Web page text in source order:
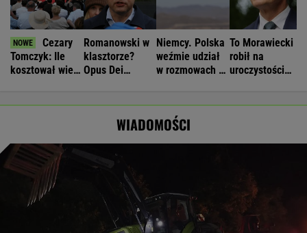
Cezary
Tomczyk: Ile
kosztował wiec
Romanowski w
klasztorze?
Opus Dei
Niemcy. Polska
weźmie udział
w rozmowach o
To Morawiecki
robił na
uroczystości
WIADOMOŚCI